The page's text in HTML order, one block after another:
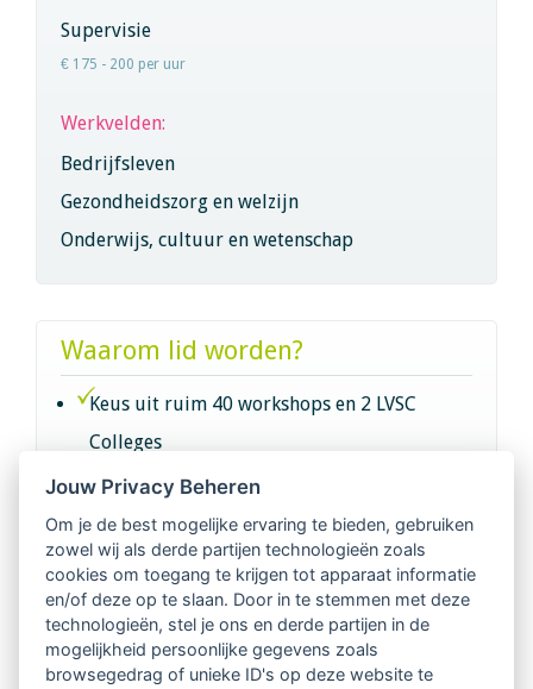
Supervisie
€ 175 - 200 per uur
Werkvelden:
Bedrijfsleven
Gezondheidszorg en welzijn
Onderwijs, cultuur en wetenschap
Waarom lid worden?
Keus uit ruim 40 workshops en 2 LVSC
Colleges
Intervisie met geregistreerde vakgenoten
Netwerk van 2100 professionals in 14
regio's
Vindbaar voor opdrachtgevers
Jouw Privacy Beheren
Om je de best mogelijke ervaring te bieden, gebruiken
zowel wij als derde partijen technologieën zoals
cookies om toegang te krijgen tot apparaat informatie
en/of deze op te slaan. Door in te stemmen met deze
technologieën, stel je ons en derde partijen in de
mogelijkheid persoonlijke gegevens zoals
browsegedrag of unieke ID's op deze website te